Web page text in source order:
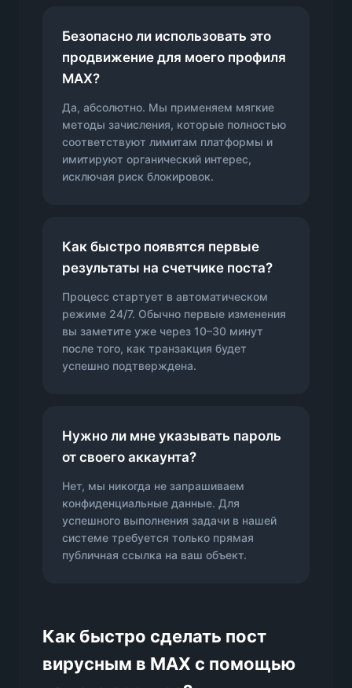
Безопасно ли использовать это
продвижение для моего профиля
MAX?
Да, абсолютно. Мы применяем мягкие
методы зачисления, которые полностью
соответствуют лимитам платформы и
имитируют органический интерес,
исключая риск блокировок.
Как быстро появятся первые
результаты на счетчике поста?
Процесс стартует в автоматическом
режиме 24/7. Обычно первые изменения
вы заметите уже через 10–30 минут
после того, как транзакция будет
успешно подтверждена.
Нужно ли мне указывать пароль
от своего аккаунта?
Нет, мы никогда не запрашиваем
конфиденциальные данные. Для
успешного выполнения задачи в нашей
системе требуется только прямая
публичная ссылка на ваш объект.
Как быстро сделать пост
вирусным в MAX с помощью